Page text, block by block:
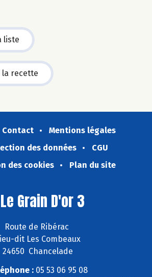
liste
recette
Contact
Mentions légales
des données
CGU
des cookies
Plan du site
Le Grain D'or 3
Route de Ribérac
dit Les Combeaux
24650 Chancelade
:05 53 06 95 08